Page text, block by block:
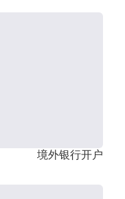
境外银行开户